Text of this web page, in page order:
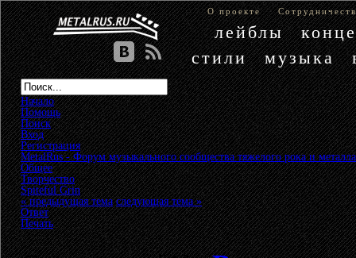
О проекте
лейблы
стили
музыка
Начало
Помощь
Поиск
Вход
Регистрация
MetalRus - Форум музыкального сообщества тяжелого рока и металла
Общее»
Творчество»
Spiteful Grin
« предыдущая тема следующая тема »
Ответ
Печать